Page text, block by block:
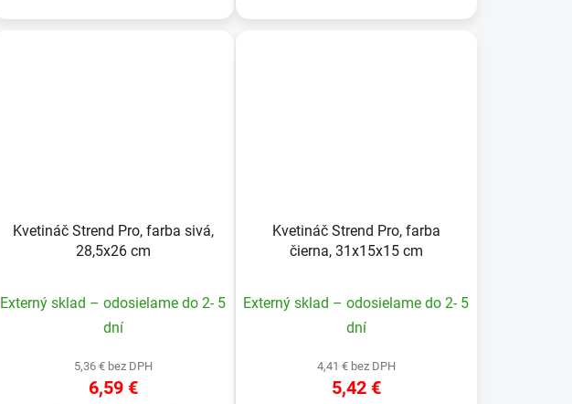
Kvetináč Strend Pro, farba sivá,
28,5x26 cm
Externý sklad – odosielame do 2- 5
dní
5,36 € bez DPH
6,59 €
Kvetináč Strend Pro, farba
čierna, 31x15x15 cm
Externý sklad – odosielame do 2- 5
dní
4,41 € bez DPH
5,42 €